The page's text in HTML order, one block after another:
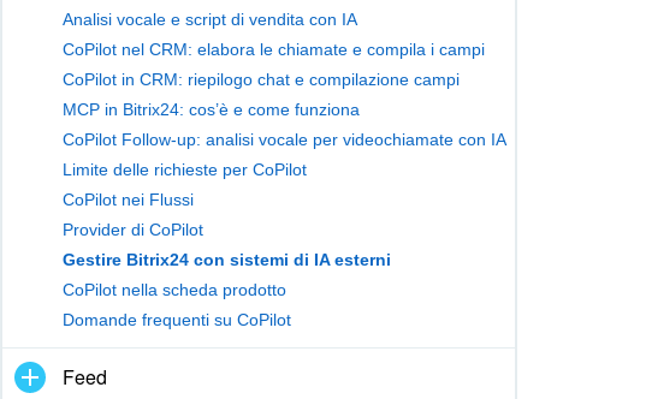
Analisi vocale e script di vendita con IA
CoPilot nel CRM: elabora le chiamate e compila i campi
CoPilot in CRM: riepilogo chat e compilazione campi
MCP in Bitrix24: cos’è e come funziona
CoPilot Follow-up: analisi vocale per videochiamate con IA
Limite delle richieste per CoPilot
CoPilot nei Flussi
Provider di CoPilot
Gestire Bitrix24 con sistemi di IA esterni
CoPilot nella scheda prodotto
Domande frequenti su CoPilot
Feed